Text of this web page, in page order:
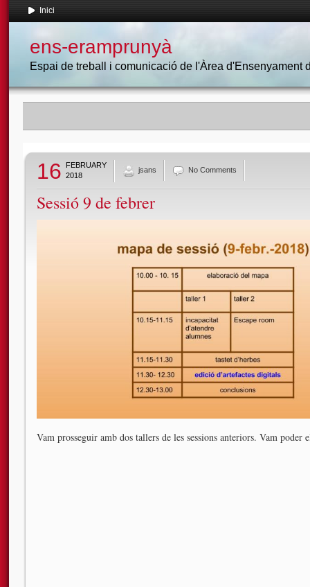
Inici
ens-eramprunyà
Espai de treball i comunicació de l'Àrea d'Ensenyament
16
FEBRUARY
2018
jsans No Comments
Sessió 9 de febrer
Vam prosseguir amb dos tallers de les sessions anteriors. Vam poder